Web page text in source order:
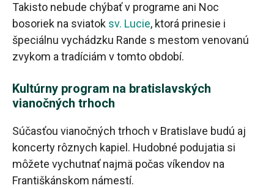
Takisto nebude chýbať v programe ani Noc
bosoriek na sviatok sv. Lucie, ktorá prinesie i
špeciálnu vychádzku Rande s mestom venovanú
zvykom a tradíciám v tomto období.
Kultúrny program na bratislavských
vianočných trhoch
Súčasťou vianočných trhoch v Bratislave budú aj
koncerty rôznych kapiel. Hudobné podujatia si
môžete vychutnať najmä počas víkendov na
Františkánskom námestí.